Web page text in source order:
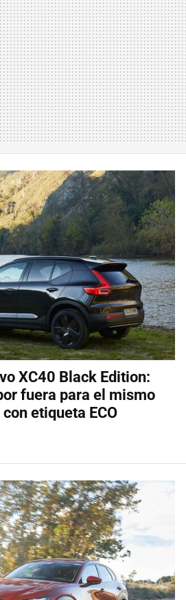
XC40 Black Edition:
fuera para el mismo
etiqueta ECO